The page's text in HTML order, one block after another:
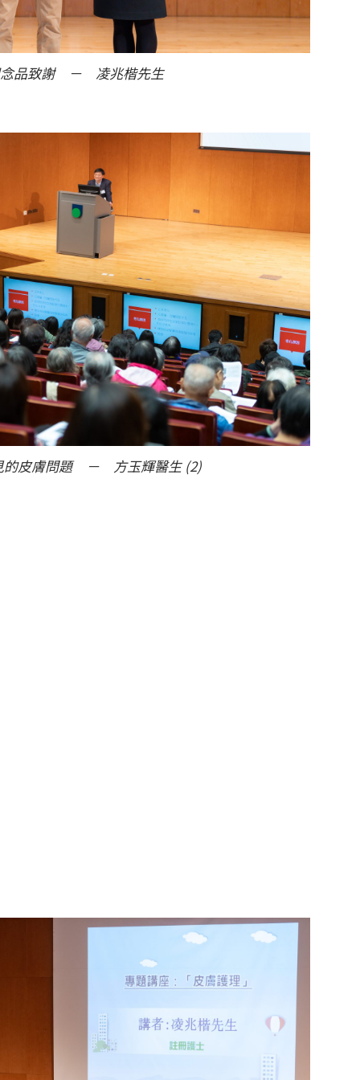
品致謝 － 凌兆楷先生
的皮膚問題 － 方玉輝醫生 (2)